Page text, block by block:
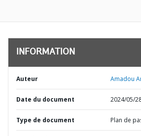
INFORMATION
Auteur Amadou
Date du document 2024/05/
Type de document Plan de